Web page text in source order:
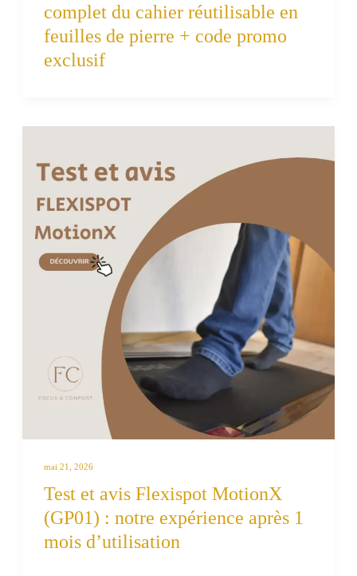
complet du cahier réutilisable en
feuilles de pierre + code promo
exclusif
mai 21, 2026
Test et avis Flexispot MotionX
(GP01) : notre expérience après 1
mois d’utilisation